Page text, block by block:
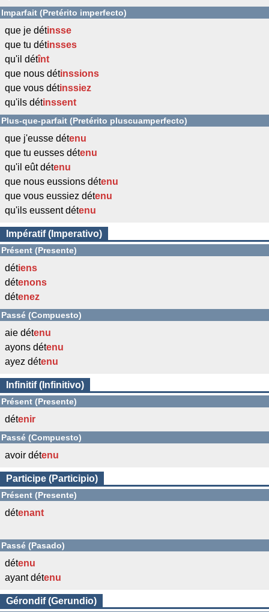
Imparfait (Pretérito imperfecto)
que je détinsse
que tu détinsses
qu'il détînt
que nous détinssions
que vous détinssiez
qu'ils détinssent
Plus-que-parfait (Pretérito pluscuamperfecto)
que j'eusse détenu
que tu eusses détenu
qu'il eût détenu
que nous eussions détenu
que vous eussiez détenu
qu'ils eussent détenu
Impératif (Imperativo)
Présent (Presente)
détiens
détenons
détenez
Passé (Compuesto)
aie détenu
ayons détenu
ayez détenu
Infinitif (Infinitivo)
Présent (Presente)
détenir
Passé (Compuesto)
avoir détenu
Participe (Participio)
Présent (Presente)
détenant
Passé (Pasado)
détenu
ayant détenu
Gérondif (Gerundio)